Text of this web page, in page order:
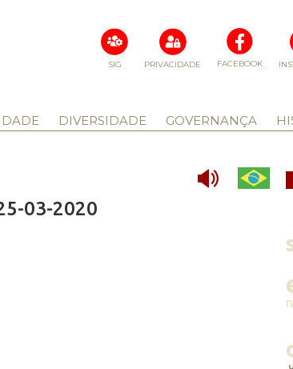
FACEBOOK
PRIVACIDADE
SIG
DIVERSIDADE GOVERNANÇA
03-2020